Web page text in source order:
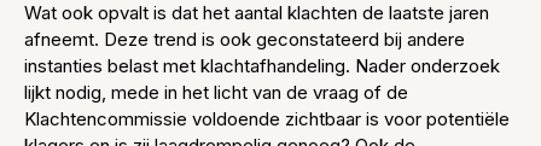
Wat ook opvalt is dat het aantal klachten de laatste jaren
afneemt. Deze trend is ook geconstateerd bij andere
instanties belast met klachtafhandeling. Nader onderzoek
lijkt nodig, mede in het licht van de vraag of de
Klachtencommissie voldoende zichtbaar is voor potentiële